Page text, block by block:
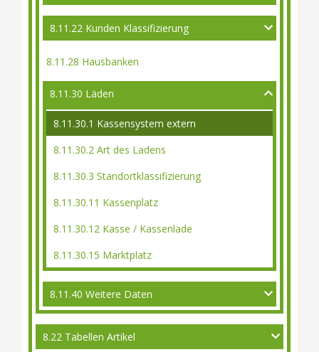
8.11.22 Kunden Klassifizierung
8.11.28 Hausbanken
8.11.30 Läden
8.11.30.1 Kassensystem extern
8.11.30.2 Art des Ladens
8.11.30.3 Standortklassifizierung
8.11.30.11 Kassenplatz
8.11.30.12 Kasse / Kassenlade
8.11.30.15 Marktplatz
8.11.40 Weitere Daten
8.22 Tabellen Artikel